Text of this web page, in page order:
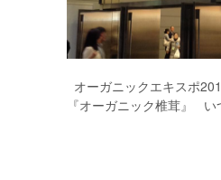
オーガニックエキスポ
『オーガニック椎茸』